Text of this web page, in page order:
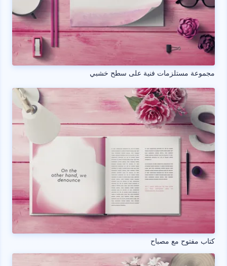
مجموعة مستلزمات فنية على سطح خشبي
كتاب مفتوح مع مصباح